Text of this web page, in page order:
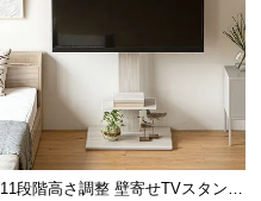
11段階高さ調整 壁寄せTVスタンド